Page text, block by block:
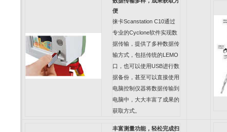
便
徕卡Scanstation C10通过
专业的Cyclone软件实现数
据传输，提供了多种数据传
输方式，包括传统的LEMO
口，也可以使用USB进行数
据备份，甚至可以直接使用
电脑控制仪器将数据传输到
电脑中，大大丰富了成果的
获取方式。
丰富测量功能，轻松完成扫